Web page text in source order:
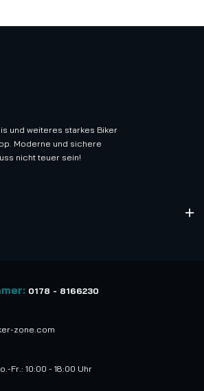
und weiteres starkes Biker
Moderne und sichere
nicht teuer sein!
0178 - 8166230
zone.com
Fr.: 10:00 - 18:00 Uhr